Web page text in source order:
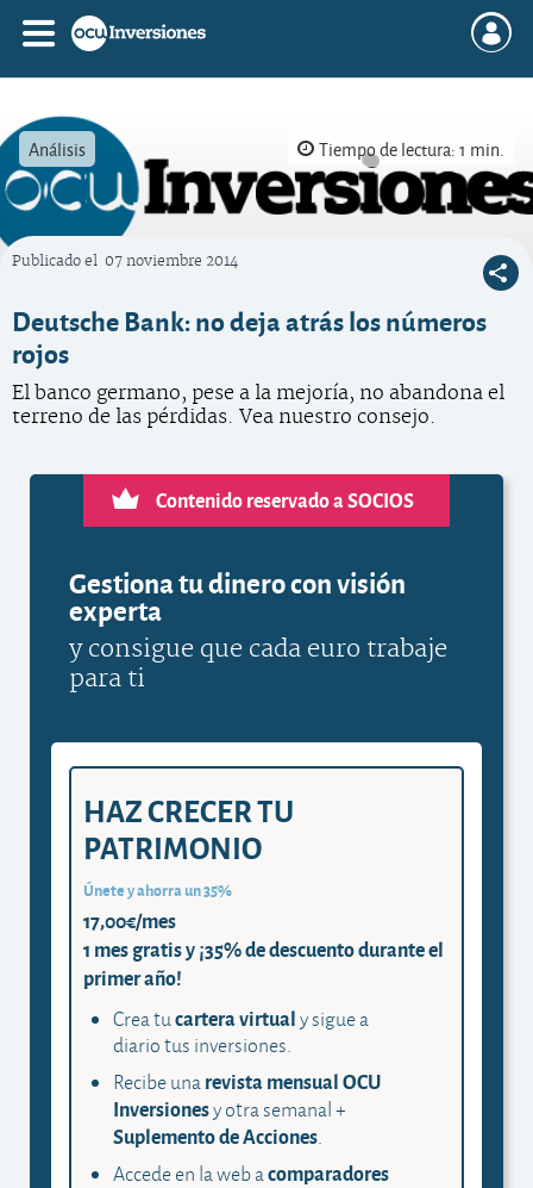
Análisis Tiempo de lectura: 1 min.
Publicado el 07 noviembre 2014
Deutsche Bank: no deja atrás los números
rojos
El banco germano, pese a la mejoría, no abandona el
terreno de las pérdidas. Vea nuestro consejo.
Contenido reservado a SOCIOS
Gestiona tu dinero con visión
experta
y consigue que cada euro trabaje
para ti
HAZ CRECER TU
PATRIMONIO
Únete y ahorra un 35%
17,00€/mes
1 mes gratis y ¡35% de descuento durante el
primer año!
Crea tucartera virtualy sigue a
diario tus inversiones.
Recibe unarevista mensual OCU
Inversionesy otra semanal +
Suplemento de Acciones.
Accede en la web acomparadores